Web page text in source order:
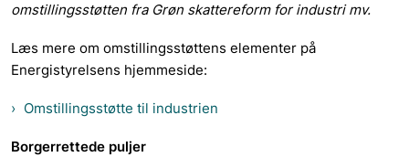
omstillingsstøtten fra Grøn skattereform for industri mv.
Læs mere om omstillingsstøttens elementer på
Energistyrelsens hjemmeside:
Omstillingsstøtte til industrien
Borgerrettede puljer